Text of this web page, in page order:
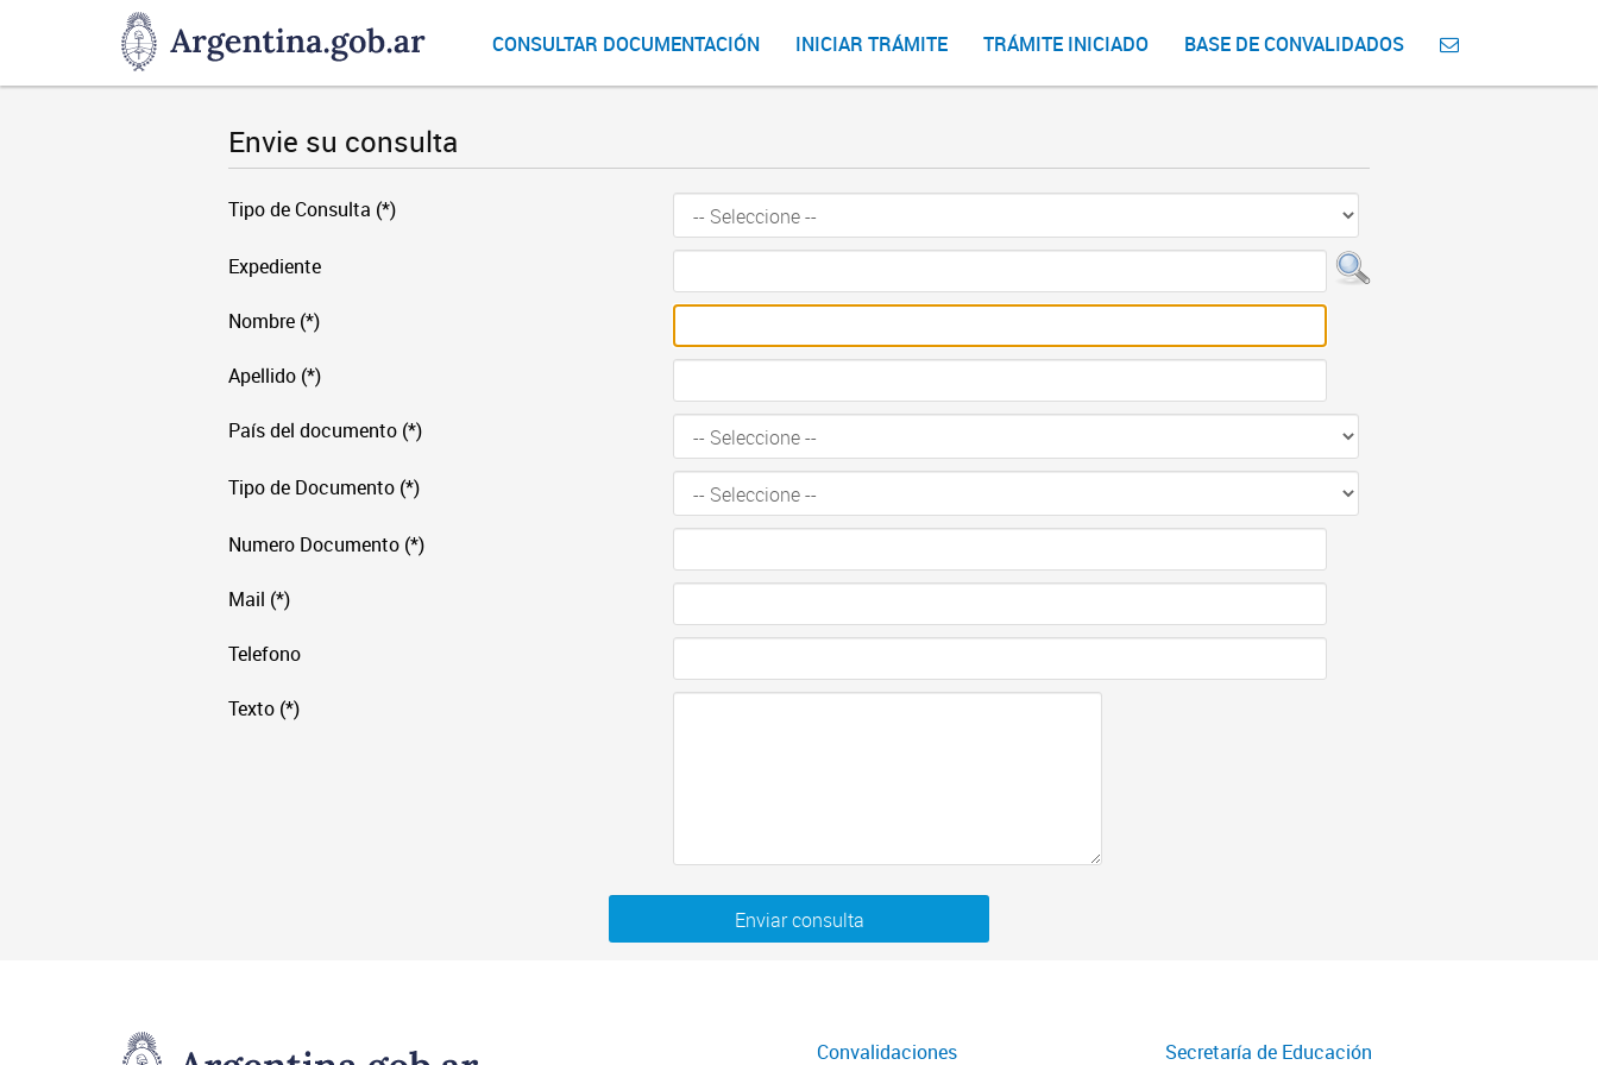
DNGU
Dirección
Nacional
CONSULTAR DOCUMENTACIÓN INICIAR TRÁMITE TRÁMITE INICIADO BASE DE CONVALIDADOS
Envie su consulta
Tipo de Consulta (*)
Expediente
Nombre (*)
Apellido (*)
País del documento (*)
Tipo de Documento (*)
Numero Documento (*)
Mail (*)
Telefono
Texto (*)
Enviar consulta
Convalidaciones Secretaría de Educación